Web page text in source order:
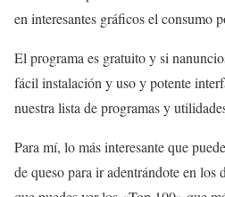
en interesantes gráficos el consumo
El programa es gratuito y si
fácil instalación y uso y potente
nuestra lista de programas y
Para mí, lo más interesante que
de queso para ir adentrándote en los